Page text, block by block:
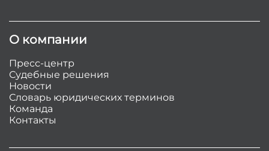
О компании
Пресс-центр
Судебные решения
Новости
Словарь юридических терминов
Команда
Контакты